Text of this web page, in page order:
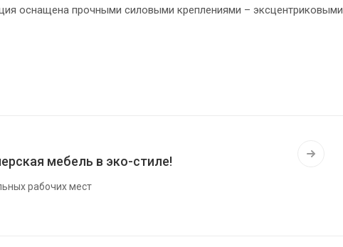
оснащена прочными силовыми креплениями – эксцентриковыми
мебель в эко-стиле!
рабочих мест